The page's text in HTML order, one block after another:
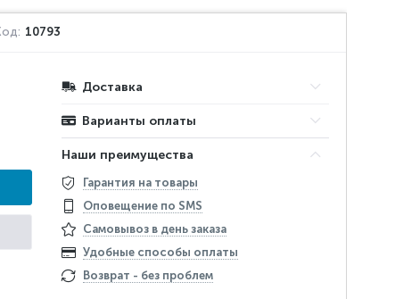
10793
Доставка
Варианты оплаты
Наши преимущества
Гарантия на товары
Оповещение по SMS
Самовывоз в день заказа
Удобные способы оплаты
Возврат - без проблем